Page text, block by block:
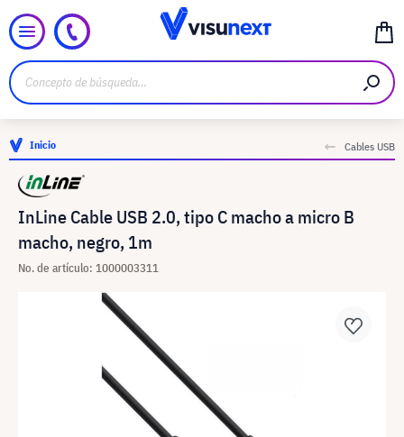
Inicio Cables USB
InLine Cable USB 2.0, tipo C macho a micro B
macho, negro, 1m
No. de artículo: 1000003311